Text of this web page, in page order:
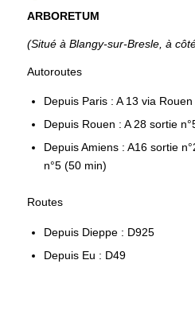
ARBORETUM
(Situé à Blangy-sur-Bresle, à
Autoroutes
Depuis Paris : A 13 via
Depuis Rouen : A 28 sortie
Depuis Amiens : A16 sortie
n°5 (50 min)
Routes
Depuis Dieppe : D925
Depuis Eu : D49